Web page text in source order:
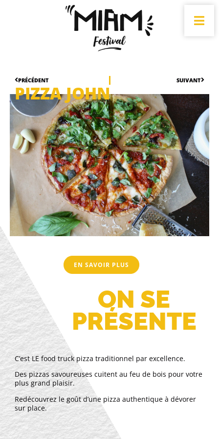
PRÉCÉDENT SUIVANT
PIZZA JOHN
ON SE
PRÉSENTE
EN SAVOIR PLUS
C’est LE food truck pizza traditionnel par excellence.
Des pizzas savoureuses cuitent au feu de bois pour votre
plus grand plaisir.
Redécouvrez le goût d’une pizza authentique à dévorer
sur place.